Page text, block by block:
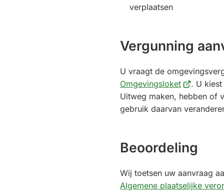
verplaatsen
Vergunning
U vraagt de
Omgevingsloket(Verwijst
naar
een
. U
Uitweg maken, hebben of
gebruik daarvan
Beoordeling
Wij toetsen uw aanvraag
Algemene plaatselijke